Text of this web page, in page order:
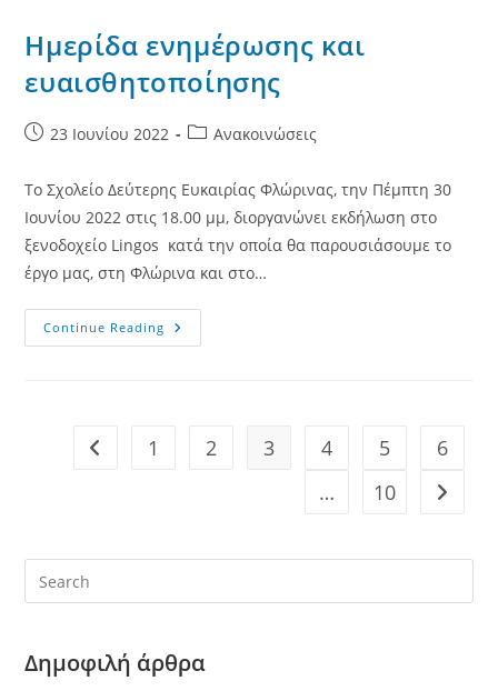
Ημερίδα ενημέρωσης και
ευαισθητοποίησης
Post23 Ιουνίου 2022
PostΑνακοινώσεις
Το Σχολείο Δεύτερης Ευκαιρίας Φλώρινας, την Πέμπτη 30
Ιουνίου 2022 στις 18.00 μμ, διοργανώνει εκδήλωση στο
ξενοδοχείο Lingos κατά την οποία θα παρουσιάσουμε το
έργο μας, στη Φλώρινα και στο…
Continue Reading Ημερίδα
Ενημέρωσης
Go to the previous page
1 2 3 4 5
6
…
10 Go to
Δημοφιλή άρθρα